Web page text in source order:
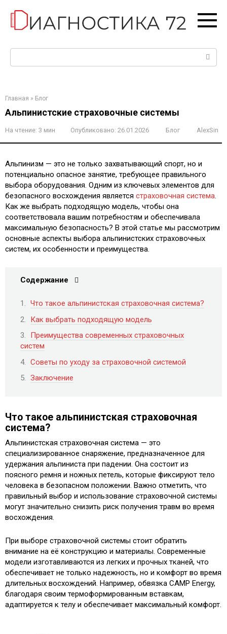
контенту
Главная » Блог
Альпинистские страховочные системы
На чтение: 3 мин Опубликовано: 26.01.2026 Блог AlexSin
Альпинизм — это не только захватывающий спорт, но и
потенциально опасное занятие, требующее правильного
выбора оборудования. Одним из ключевых элементов для
безопасного восхождения является страховочная система
Как же выбрать подходящую модель, чтобы она
соответствовала вашим потребностям и обеспечивала
максимальную безопасность? В этой статье мы рассмотрим
основные аспекты выбора альпинистских страховочных
систем, их особенности и преимущества.
Содержание
Что такое альпинистская страховочная система?
Как выбрать подходящую модель
Преимущества современных страховочных
систем
Советы по уходу за страховочной системой
Заключение
Что такое альпинистская страховочная
система?
Альпинистская страховочная система — это
специализированное снаряжение, предназначенное для
удержания альпиниста при падении. Она состоит из
поясного ремня и ножных петель, которые фиксируют тело
человека в безопасном положении. Важно отметить, что
правильный выбор и использование страховочной системы
могут значительно снизить риск получения травм во время
восхождения.
При выборе страховочной системы стоит обратить
внимание на её конструкцию и материалы. Современные
модели изготавливаются из легких и прочных тканей, что
обеспечивает не только надежность, но и комфорт во время
длительных восхождений. Например, обвязка CAMP Energy,
благодаря своим термоформированным вставкам,
адаптируется к телу и обеспечивает максимальный комфорт.